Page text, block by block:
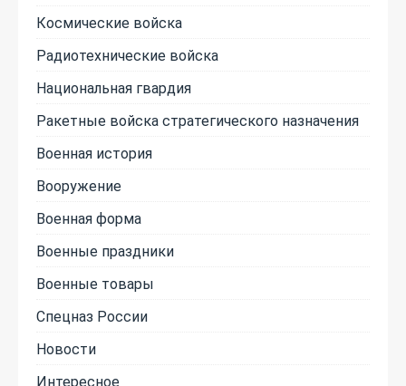
Космические войска
Радиотехнические войска
Национальная гвардия
Ракетные войска стратегического назначения
Военная история
Вооружение
Военная форма
Военные праздники
Военные товары
Спецназ России
Новости
Интересное